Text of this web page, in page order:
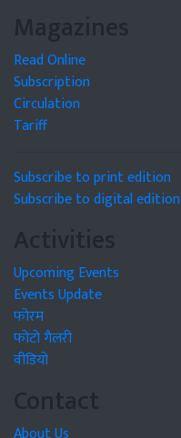
Magazines
Read Online
Subscription
Circulation
Tariff
Subscribe to print edition
Subscribe to digital edition
Activities
Upcoming Events
Events Update
फोरम
फोटो गैलरी
वीडियो
Contact